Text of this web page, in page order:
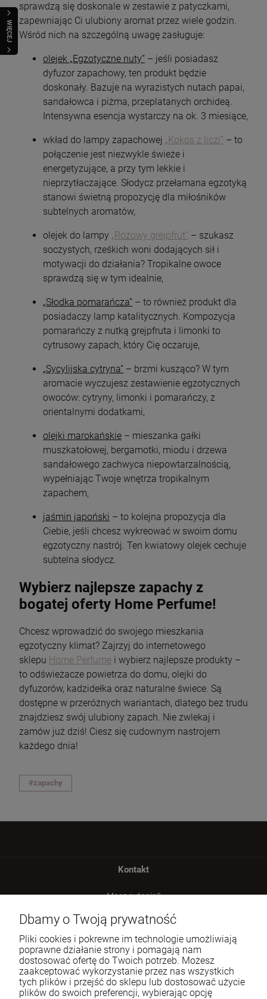
WIĘCEJ
sprawdzą się doskonale w zestawie z patyczkami,
zapewniając Ci ulubiony aromat przez wiele godzin.
Wśród nich na szczególną uwagę zasługuje:
olejek „Egzotyczne nuty” – jeśli posiadasz
dyfuzor zapachowy, ten produkt będzie
doskonały. Bazuje na wyrazistych nutach papai,
sandałowca i piżma, przeplatanych orchideą.
Intensywna esencja wystarczy na ok. 3 miesiące,
wkład do lampy zapachowej „Kokos z liczi” – to
połączenie jest niezwykle świeże i
energetyzujące, a przy tym lekkie i
nieprzytłaczające. Słodycz przełamana egzotyką
stanowi świetną propozycję dla miłośników
subtelnych aromatów,
olejek do lampy „Różowy grejpfrut” – szukasz
soczystych, rześkich woni dodających sił i
motywacji do działania? Tropikalne owoce
sprawdzą się w tym idealnie,
„Słodka pomarańcza” – to również produkt dla
posiadaczy lamp katalitycznych. Kompozycja
pomarańczy z nutką grejpfruta i limonki to
cytrusowy zapach, który Cię oczaruje,
„Sycylijska cytryna” – brzmi kusząco? W tym
aromacie wyczujesz zestawienie egzotycznych
owoców: cytryny, limonki i pomarańczy, z
orientalnymi dodatkami,
olejki marokańskie – mieszanka gałki
muszkatołowej, bergamotki, miodu i drzewa
sandałowego zachwyca niepowtarzalnością,
wypełniając Twoje wnętrza tropikalnym
zapachem,
jaśmin japoński – to kolejna propozycja dla
Ciebie, jeśli chcesz wykreować w swoim domu
egzotyczny nastrój. Ten kwiatowy olejek cechuje
subtelna słodycz.
Wybierz najlepsze zapachy z
bogatej oferty Home Perfume!
Chcesz wprowadzić do swojego mieszkania
egzotyczny klimat? Zajrzyj do internetowego
sklepu Home Perfume i wybierz najlepsze produkty –
to odświeżacze powietrza do domu, olejki do
dyfuzorów, kadzidełka oraz naturalne świece. Są
dostępne w przeróżnych wariantach, dlatego bez trudu
znajdziesz swój ulubiony zapach. Nie zwlekaj i
zamów już dziś! Ciesz się cudownym nastrojem
każdego dnia!
#zapachy
Kontakt
Masz pytania?
E-mail: zamowienia@homeperfume.pl
Pomoc
Dbamy o Twoją prywatność
Pliki cookies i pokrewne im technologie umożliwiają
poprawne działanie strony i pomagają nam
dostosować ofertę do Twoich potrzeb. Możesz
zaakceptować wykorzystanie przez nas wszystkich
tych plików i przejść do sklepu lub dostosować użycie
plików do swoich preferencji, wybierając opcję